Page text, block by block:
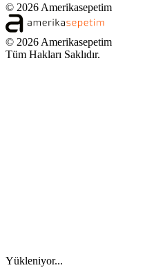
© 2026 Amerikasepetim
© 2026 Amerikasepetim
Tüm Hakları Saklıdır.
Yükleniyor...